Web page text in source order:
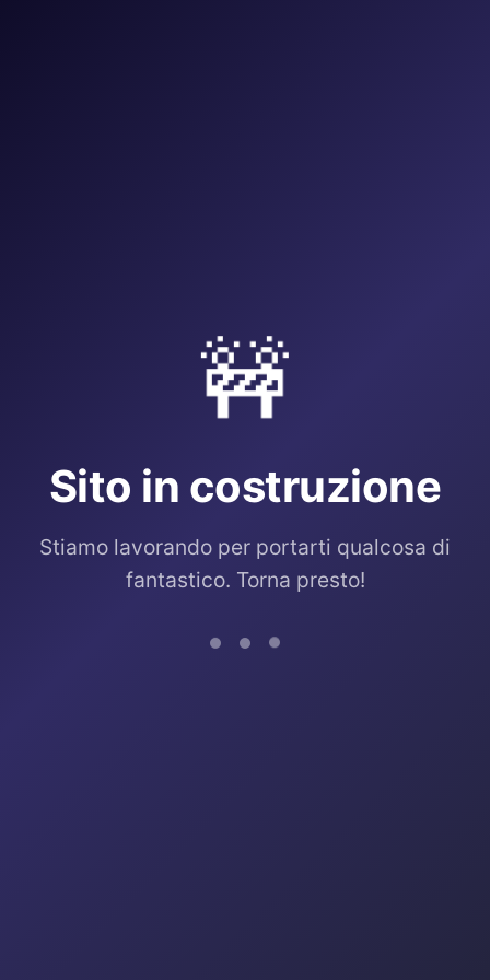
🚧
Sito in costruzione
Stiamo lavorando per portarti qualcosa di
fantastico. Torna presto!